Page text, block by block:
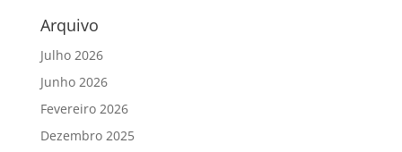
Arquivo
Julho 2026
Junho 2026
Fevereiro 2026
Dezembro 2025